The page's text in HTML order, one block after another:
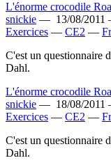
L'énorme crocodile
snickie — 13/08/
Exercices — CE2 —
C'est un questionnaire
Dahl.
L'énorme crocodile
snickie — 18/08/
Exercices — CE2 —
C'est un questionnaire
Dahl.